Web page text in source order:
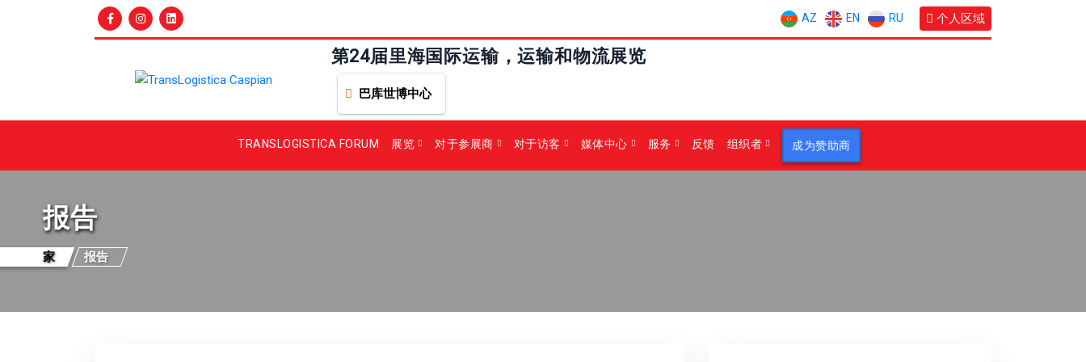
AZ EN RU 个人区域
第24届里海国际运输，运输和物流展览
巴库世博中心
TRANSLOGISTICA FORUM 展览 对于参展商 对于访客 媒体中心 服务 反馈 组织者 成为赞助商
报告
家 报告